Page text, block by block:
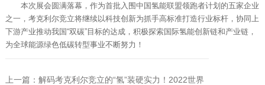
本次展会圆满落幕，作为首批入围中国氢能联盟领跑者计划的五家企业
之一，考克利尔竞立将继续以科技创新为抓手高标准打造行业标杆，协同上
下游产业推动我国“双碳”目标的达成，积极探索国际氢能创新链和产业链，
为全球能源绿色低碳转型事业不断努力！
上一篇：解码考克利尔竞立的“氢”装硬实力！2022世界